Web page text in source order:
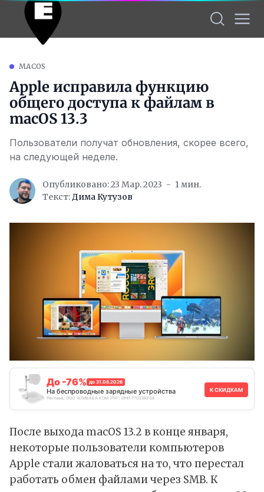
MACOS
Apple исправила функцию
общего доступа к файлам в
macOS 13.3
Пользователи получат обновления, скорее всего,
на следующей неделе.
Опубликовано: 23 Мар. 2023
1 мин.
Текст:Дима Кутузов
До -76% до 31.08.2026
На беспроводные зарядные устройства
Реклама. ООО "АЛИБАБА.КОМ (РУ)", ИНН 7703380158
К СКИДКАМ
После выхода macOS 13.2 в конце января,
некоторые пользователи компьютеров
Apple стали жаловаться на то, что перестал
работать обмен файлами через SMB. К